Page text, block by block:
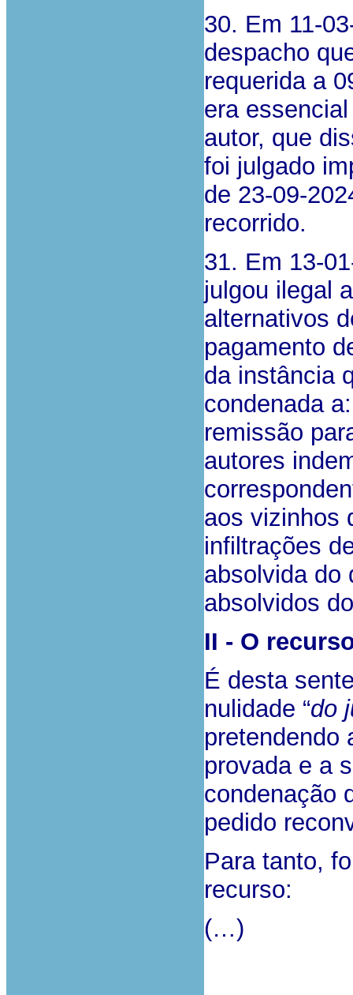
30. Em 11-
despacho
requerida a
era
autor, que
foi julgado
de 23-09-
recorrido.
31. Em 13-
julgou ilegal
alternativos
pagamento
da instância
condenada
remissão
autores
aos vizinhos
infiltrações
absolvida do
absolvidos
II - O
É desta
nulidade “do
pretendendo
provada e a
condenação
pedido
Para tanto,
recurso:
(…)